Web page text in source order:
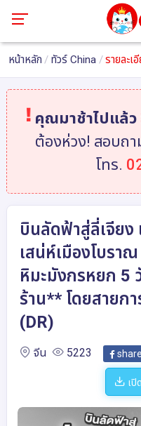
หน้าหลัก ทัวร์ China รายละเ
คุณมาช้าไปแล้ว
ต้องห่วง! สอบถ
โทร.
บินลัดฟ้าสู่ลี่เจียง
เสน่ห์เมืองโบรา
หิมะมังกรหยก 5
ร้าน** โดยสายก
(DR)
จีน 5223 share
เปิ